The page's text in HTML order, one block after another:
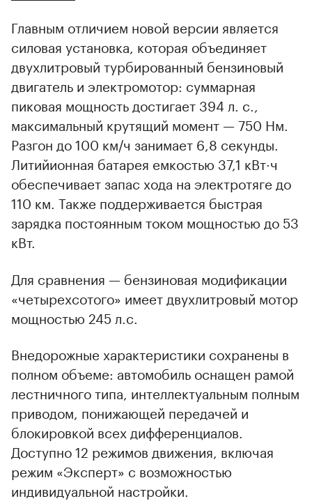
Главным отличием новой версии является
силовая установка, которая объединяет
двухлитровый турбированный бензиновый
двигатель и электромотор: суммарная
пиковая мощность достигает 394 л. с.,
максимальный крутящий момент — 750 Нм.
Разгон до 100 км/ч занимает 6,8 секунды.
Литийионная батарея емкостью 37,1 кВт·ч
обеспечивает запас хода на электротяге до
110 км. Также поддерживается быстрая
зарядка постоянным током мощностью до 53
кВт.
00:00 / 00:00
Для сравнения — бензиновая модификации
«четырехсотого» имеет двухлитровый мотор
мощностью 245 л.с.
Внедорожные характеристики сохранены в
полном объеме: автомобиль оснащен рамой
лестничного типа, интеллектуальным полным
приводом, понижающей передачей и
блокировкой всех дифференциалов.
Доступно 12 режимов движения, включая
режим «Эксперт» с возможностью
индивидуальной настройки.